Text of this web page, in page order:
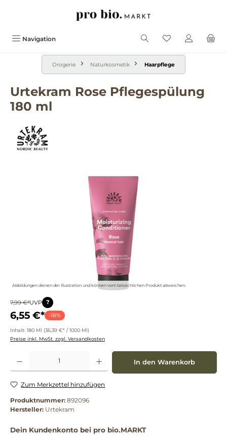
Navigation
Drogerie Naturkosmetik Haarpflege
Urtekram Rose Pflegespülung
180 ml
Bildergalerie überspringen
Abbildungen dienen der Illustration und können vom tatsächlichen Produkt abweichen.
7,99 €*UVP ?
6,55 €* -18%
Inhalt: 180 Ml (36,39 €* / 1000 Ml)
Preise inkl. MwSt. zzgl. Versandkosten
Produkt Anzahl: Gib den gewünschten Wert ein oder benutze die Schaltflächen um
In den Warenkorb
Zum Merkzettel hinzufügen
Produktnummer: 892096
Hersteller: Urtekram
Dein Kundenkonto bei pro bio.MARKT